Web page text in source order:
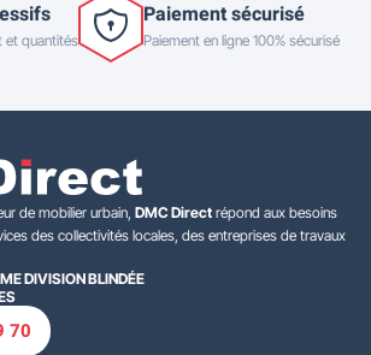
et quantités
Paiement sécurisé
Paiement en ligne 100% sécurisé
de mobilier urbain, DMC Direct répond aux besoins
des collectivités locales, des entreprises de travaux
DIVISION BLINDÉE
70